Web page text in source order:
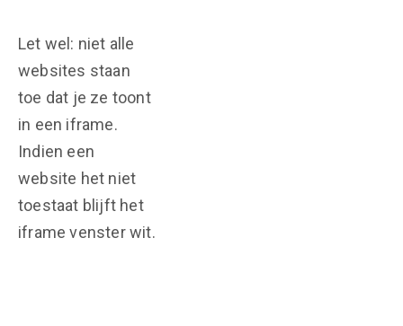
Let wel: niet alle
websites staan
toe dat je ze toont
in een iframe.
Indien een
website het niet
toestaat blijft het
iframe venster wit.